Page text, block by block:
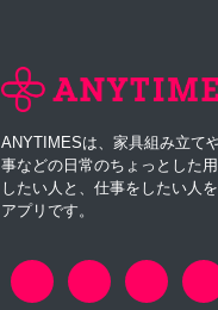
ANYTIMESは、家具組み立て
事などの日常のちょっとした
したい人と、仕事をしたい人
アプリです。